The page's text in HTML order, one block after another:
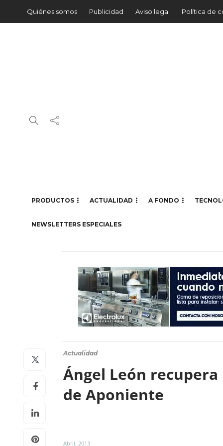
Quiénes somos Publicidad Aviso legal Política de
PRODUCTOS ACTUALIDAD A FONDO
NEWSLETTERS ESPECIALES
Actualidad
Ángel León
de Aponiente
Abril, 2013